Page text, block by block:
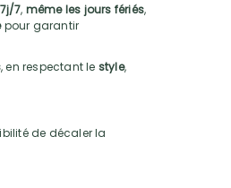
7j/7, même les jours fériés,
pour garantir
, en respectant le style,
de décaler la